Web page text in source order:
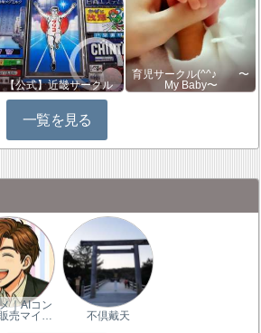
【公式】近畿サークル
育児サークル(^^♪ 〜
My Baby〜
一覧を見る
｜AIコン
売マイ…
不倶戴天